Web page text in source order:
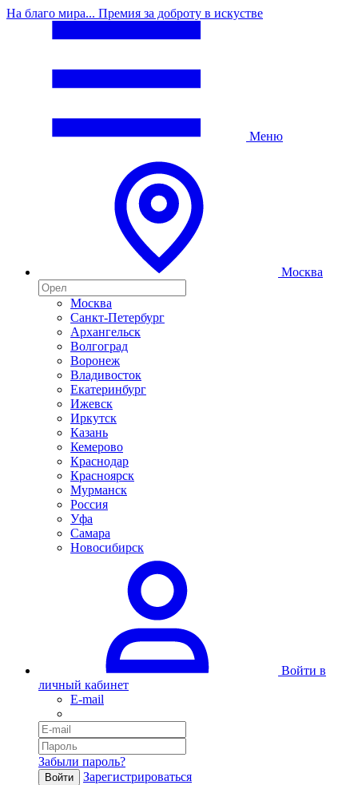
На благо мира... Премия за доброту в искустве
Меню
Москва
Москва
Санкт-Петербург
Архангельск
Волгоград
Воронеж
Владивосток
Екатеринбург
Ижевск
Иркутск
Казань
Кемерово
Краснодар
Красноярск
Мурманск
Россия
Уфа
Самара
Новосибирск
Войти в
личный кабинет
E-mail
Забыли пароль?
Войти Зарегистрироваться